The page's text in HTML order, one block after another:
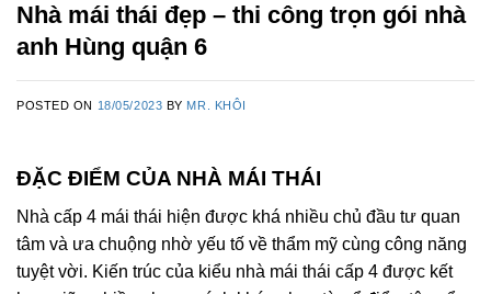
Nhà mái thái đẹp – thi công trọn gói nhà
anh Hùng quận 6
POSTED ON 18/05/2023 BY MR. KHÔI
ĐẶC ĐIỂM CỦA NHÀ MÁI THÁI
Nhà cấp 4 mái thái hiện được khá nhiều chủ đầu tư quan
tâm và ưa chuộng nhờ yếu tố về thẩm mỹ cùng công năng
tuyệt vời. Kiến trúc của kiểu nhà mái thái cấp 4 được kết